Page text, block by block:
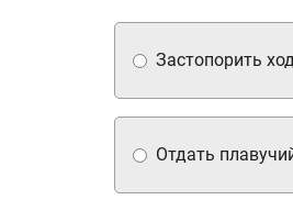
Застопорить
Отдать